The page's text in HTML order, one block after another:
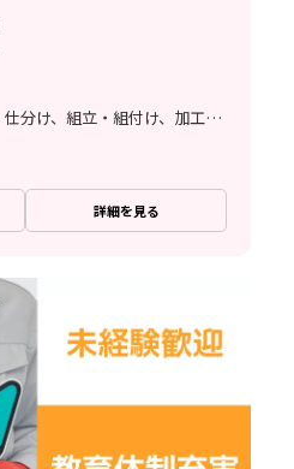
軽作業、検査、梱包・仕分け、組立・組付け、加工、マシンオペレーター、清掃・洗浄、溶接
詳細を見る